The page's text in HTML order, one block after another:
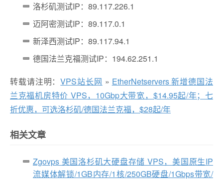
洛杉矶测试IP：89.117.226.1
迈阿密测试IP：89.117.0.1
新泽西测试IP：89.117.94.1
德国法兰克福测试IP：194.62.251.1
转载请注明：VPS站长网 » EtherNetservers 新增德国法
兰克福机房特价 VPS，10Gbp大带宽，$14.95起/年；七
折优惠，可选洛杉矶/德国法兰克福，$28起/年
相关文章
Zgovps 美国洛杉矶大硬盘存储 VPS，美国原生IP
流媒体解锁/1GB内存/1核/250GB硬盘/1Gbps带宽/